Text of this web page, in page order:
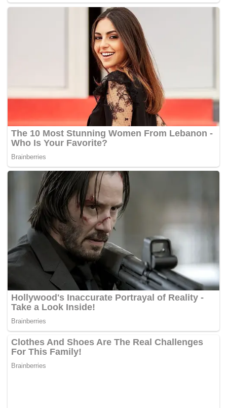
permotoran, terutama dalam menjayakan program amal
bagi membantu rakyat yang ditimpa kesusahan seperti
dilanda banjir, bagi mengurangkan aktiviti tidak sihat di
“Pertubuhan berkaitan permotoran banyak melakukan
aktiviti amal. Ketika banjir banyak kelab motor terbabit
dengan kerja pembersihan rumah mangsa banjir.
“Mungkin boleh anjurkan (perhimpunan penunggang)
setiap tahun dan kerajaan boleh beri penajaan, dapat
ketengahkan minat anak-anak muda, dapat kurangkan
tanggapan negatif terhadap penunggang yang dikaitkan
dengan pelbagai nama seperti Mat Motor,” katanya.
Dalam pada itu, Perdana Menteri turut mengucapkan
tahniah kepada semua pihak yang terbabit dalam
penganjuran Program RXZ Members 4.0 Tahun 2022,
yang menerima lebih 30,000 kunjungan peminat sukan
permotoran di seluruh negara itu.
Pada perhimpunan itu, penganjur turut menawarkan
hadiah utama cabutan bertuah iaitu sebuah motosikal
Yamaha R1 1000cc bernilai RM135,000 serta dua buah
Yamaha RXZ bernilai RM60,000.
-Berita Harian
Tags: Kerajaan Litar Lumba Drag pm